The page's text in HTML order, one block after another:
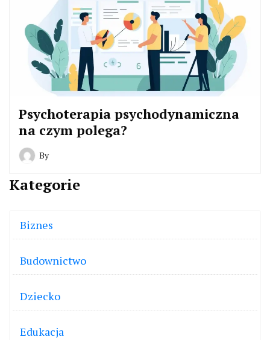
Psychoterapia psychodynamiczna
na czym polega?
By
Kategorie
Biznes
Budownictwo
Dziecko
Edukacja